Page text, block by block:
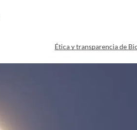
Ética y transparencia de